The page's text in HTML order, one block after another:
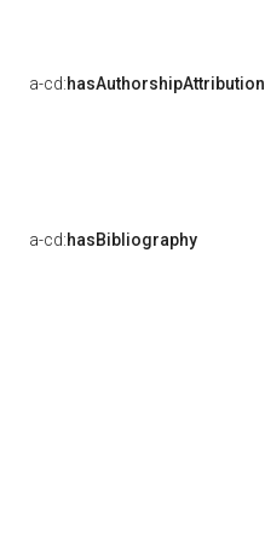
a-cd:hasAuthorshipAttribution
a-cd:hasBibliography